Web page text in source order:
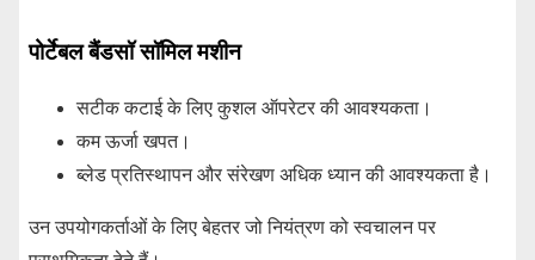
पोर्टेबल बैंडसॉ सॉमिल मशीन
सटीक कटाई के लिए कुशल ऑपरेटर की आवश्यकता।
कम ऊर्जा खपत।
ब्लेड प्रतिस्थापन और संरेखण अधिक ध्यान की आवश्यकता है।
उन उपयोगकर्ताओं के लिए बेहतर जो नियंत्रण को स्वचालन पर